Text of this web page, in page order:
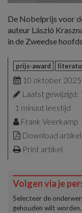
De Nobelprijs voor
auteur László
in de Zweedse
prijs-award
10 oktober
Laatst
1 minuut leestijd
Frank Veerkamp
Download
Print artikel
Volgen via je
Selecteer de
gehouden wilt worden.